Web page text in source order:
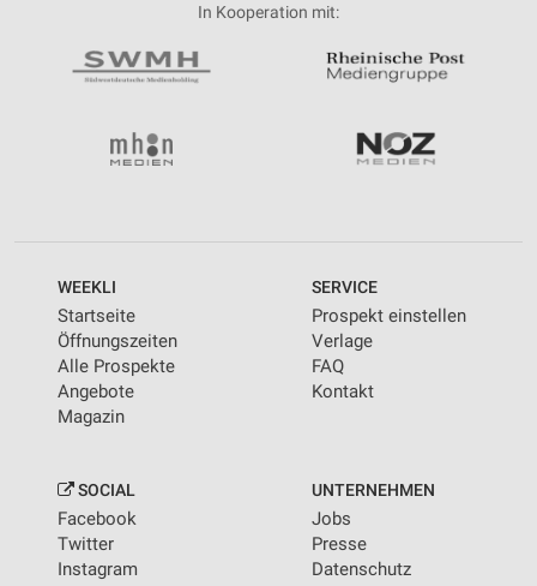
In Kooperation mit:
WEEKLI
Startseite
Öffnungszeiten
Alle Prospekte
Angebote
Magazin
SERVICE
Prospekt einstellen
Verlage
FAQ
Kontakt
SOCIAL
Facebook
Twitter
Instagram
UNTERNEHMEN
Jobs
Presse
Datenschutz